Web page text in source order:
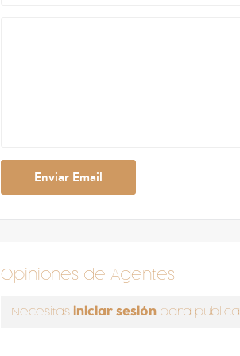
Opiniones de Agentes
Necesitas iniciar sesión para